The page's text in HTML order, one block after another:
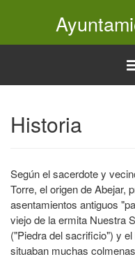
Historia
Según el sacerdote y
Torre, el origen de Abejar,
asentamientos antiguos
viejo de la ermita Nuestra
("Piedra del sacrificio") y
situaban muchas